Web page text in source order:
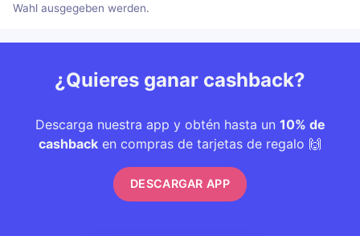
Wahl ausgegeben werden.
¿Quieres ganar cashback?
Descarga nuestra app y obtén hasta un 10% de
cashback en compras de tarjetas de regalo 🙌
DESCARGAR APP